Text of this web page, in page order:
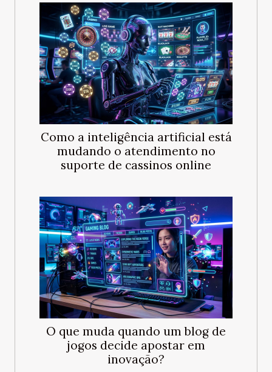
Como a inteligência artificial está
mudando o atendimento no
suporte de cassinos online
O que muda quando um blog de
jogos decide apostar em
inovação?